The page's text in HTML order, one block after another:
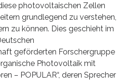
photovoltaischen Zellen
grundlegend zu verstehen,
zu können. Dies geschieht im
geförderten Forschergruppe
Photovoltaik mit
– POPULAR“, deren Sprecher